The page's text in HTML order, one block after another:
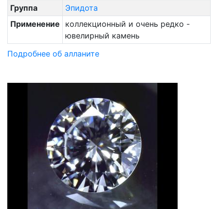
Группа
Эпидота
Применение
коллекционный и очень редко -
ювелирный камень
Подробнее об алланите